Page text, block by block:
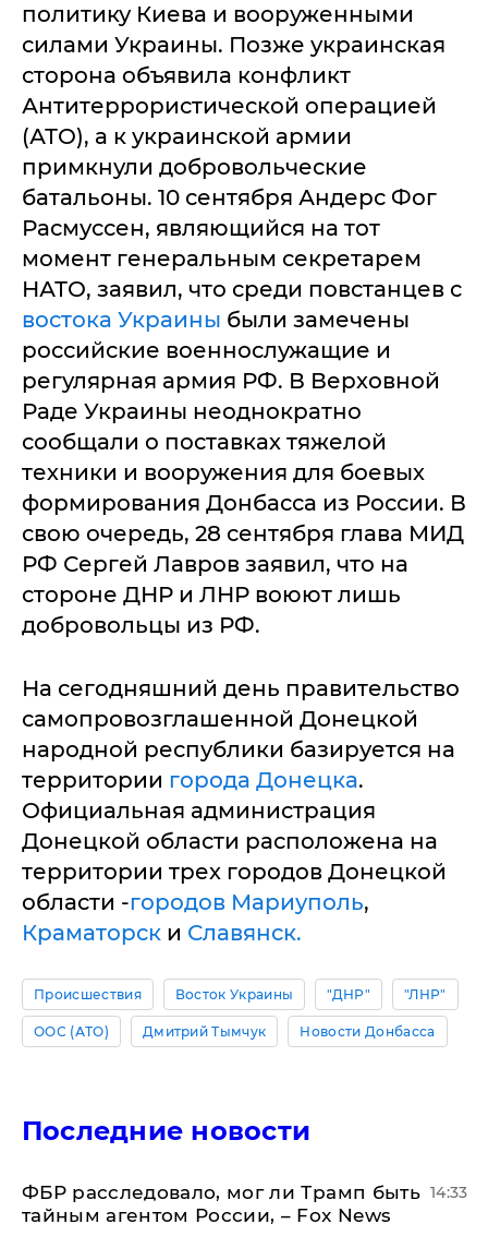
политику Киева и вооруженными
силами Украины. Позже украинская
сторона объявила конфликт
Антитеррористической операцией
(АТО), а к украинской армии
примкнули добровольческие
батальоны. 10 сентября Андерс Фог
Расмуссен, являющийся на тот
момент генеральным секретарем
НАТО, заявил, что среди повстанцев с
востока Украины были замечены
российские военнослужащие и
регулярная армия РФ. В Верховной
Раде Украины неоднократно
сообщали о поставках тяжелой
техники и вооружения для боевых
формирования Донбасса из России. В
свою очередь, 28 сентября глава МИД
РФ Сергей Лавров заявил, что на
стороне ДНР и ЛНР воюют лишь
добровольцы из РФ.
На сегодняшний день правительство
самопровозглашенной Донецкой
народной республики базируется на
территории города Донецка.
Официальная администрация
Донецкой области расположена на
территории трех городов Донецкой
области -городов Мариуполь,
Краматорск и Славянск.
Происшествия Восток Украины "ДНР" "ЛНР"
ООС (АТО) Дмитрий Тымчук Новости Донбасса
Последние новости
ФБР расследовало, мог ли Трамп быть
тайным агентом России, – Fox News
14:33